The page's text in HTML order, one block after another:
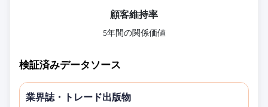
顧客維持率
5年間の関係価値
検証済みデータソース
業界誌・トレード出版物